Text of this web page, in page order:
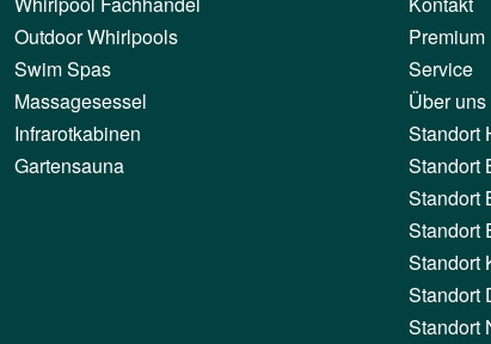
Outdoor Whirlpools
Swim Spas
Massagesessel
Infrarotkabinen
Gartensauna
Service
Über uns
Standort
Standort
Standort
Standort
Standort
Standort
Standort